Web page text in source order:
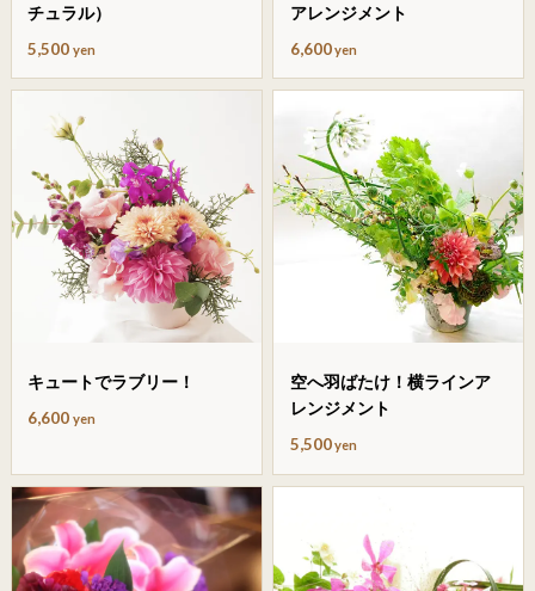
チュラル）
5,500 yen
アレンジメント
6,600yen
キュートでラブリー！
6,600 yen
空へ羽ばたけ！横ラインア
レンジメント
5,500yen